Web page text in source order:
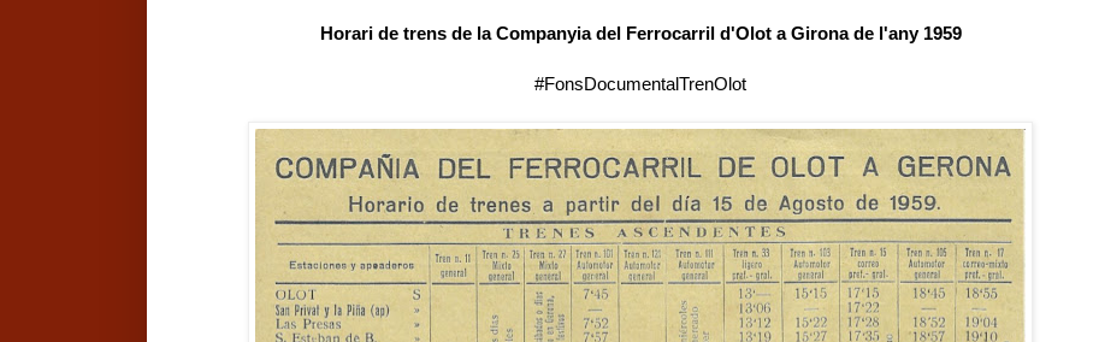
Horari de trens de la Companyia del Ferrocarril d'Olot a Girona de l'any 1959
#FonsDocumentalTrenOlot